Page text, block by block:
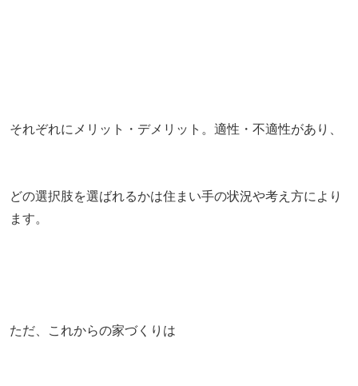
それぞれにメリット・デメリット。適性・不適性があり、
どの選択肢を選ばれるかは住まい手の状況や考え方により
ます。
ただ、これからの家づくりは